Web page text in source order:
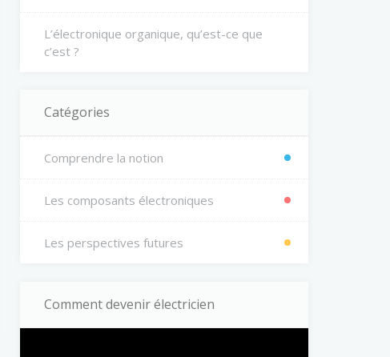
L’électronique organique, qu’est-ce que
c’est ?
Catégories
Comprendre la notion
Les composants électroniques
Les perspectives futures
Comment devenir électricien